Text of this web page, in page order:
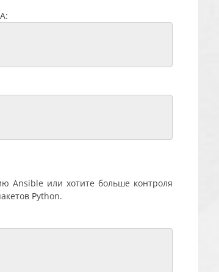
Ansible или хотите больше контроля
Python.